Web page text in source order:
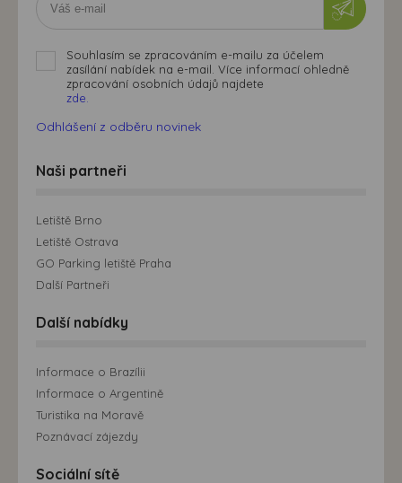
Souhlasím se zpracováním e-mailu za účelem
zasílání nabídek na e-mail. Více informací ohledně
zpracování osobních údajů najdete
zde.
Odhlášení z odběru novinek
Naši partneři
Letiště Brno
Letiště Ostrava
GO Parking letiště Praha
Další Partneři
Další nabídky
Informace o Brazílii
Informace o Argentině
Turistika na Moravě
Poznávací zájezdy
Sociální sítě